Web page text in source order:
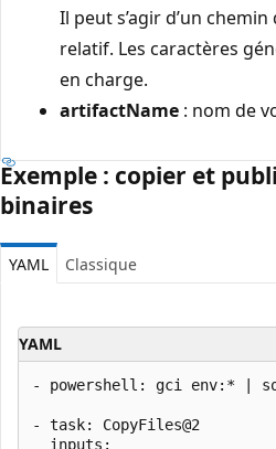
Il peut s’agir d’un chemin
relatif. Les caractères
en charge.
artifactName : nom de
Exemple : copier et
binaires
YAML Classique
YAML
- powershell: gci env:* | sort-
- task: CopyFiles@2
  inputs: